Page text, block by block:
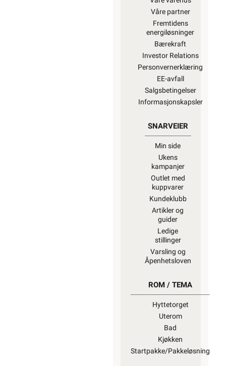
Våre partner
Fremtidens
energiløsninger
Bærekraft
Investor Relations
Personvernerklæring
EE-avfall
Salgsbetingelser
Informasjonskapsler
SNARVEIER
Min side
Ukens
kampanjer
Outlet med
kuppvarer
Kundeklubb
Artikler og
guider
Ledige
stillinger
Varsling og
Åpenhetsloven
ROM / TEMA
Hyttetorget
Uterom
Bad
Kjøkken
Startpakke/Pakkeløsning